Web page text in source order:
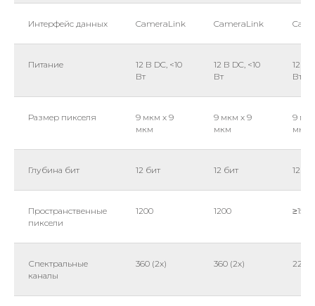
Интерфейс данных CameraLink CameraLink
Питание
12 В DC, <10
Вт
12 В DC, <10
Вт
12 В
Вт
Размер пикселя
9 мкм x 9
мкм
9 мкм x 9
мкм
9
мкм
Глубина бит 12 бит 12 бит 12
Пространственные
пиксели
1200 1200 ≥1500
Спектральные
каналы
360 (2x) 360 (2x) 228